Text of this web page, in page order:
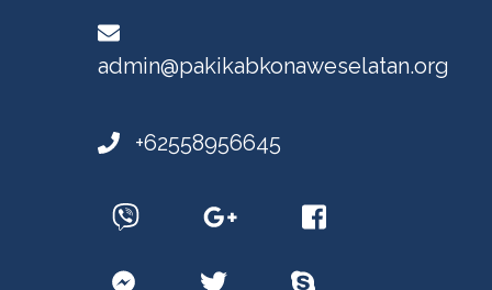
admin@pakikabkonaweselatan.org
+62558956645